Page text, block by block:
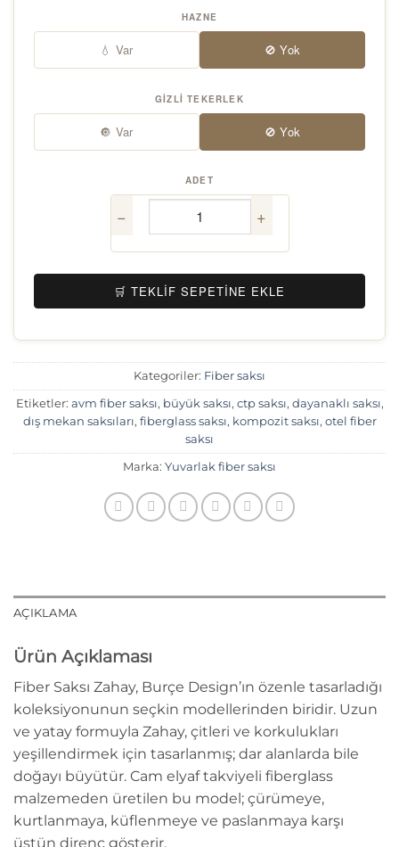
HAZNE
💧 Var 🚫 Yok
GIZLI TEKERLEK
🔘 Var 🚫 Yok
ADET
− +
🛒 TEKLIF SEPETINE EKLE
Kategoriler: Fiber saksı
Etiketler: avm fiber saksı, büyük saksı, ctp saksı, dayanaklı saksı,
dış mekan saksıları, fiberglass saksı, kompozit saksı, otel fiber
saksı
Marka: Yuvarlak fiber saksı
AÇIKLAMA
Ürün Açıklaması
Fiber Saksı Zahay, Burçe Design’ın özenle tasarladığı
koleksiyonunun seçkin modellerinden biridir. Uzun
ve yatay formuyla Zahay, çitleri ve korkulukları
yeşillendirmek için tasarlanmış; dar alanlarda bile
doğayı büyütür. Cam elyaf takviyeli fiberglass
malzemeden üretilen bu model; çürümeye,
kurtlanmaya, küflenmeye ve paslanmaya karşı
üstün direnç gösterir.